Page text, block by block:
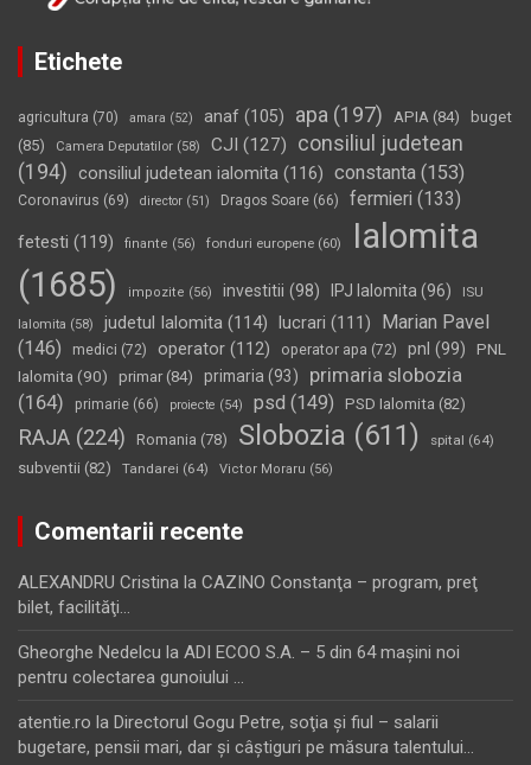
Etichete
agricultura (70) amara (52) anaf (105) apa (197) APIA (84)
buget
(85)
Camera Deputatilor (58) CJI (127)
consiliul judetean
(194) consiliul judetean ialomita (116) constanta (153)
Coronavirus (69) director (51) Dragos Soare (66) fermieri (133)
fetesti (119) finante (56) fonduri europene (60)
Ialomita
(1685)
impozite (56) investitii (98) IPJ Ialomita (96) ISU
Ialomita (58) judetul Ialomita (114) lucrari (111)
Marian Pavel
(146)
medici (72) operator (112) operator apa (72) pnl (99)
PNL
Ialomita (90) primar(84) primaria (93)
primaria slobozia
(164)
primarie (66) proiecte (54) psd (149) PSD Ialomita (82)
RAJA (224) Romania (78) Slobozia (611) spital (64)
subventii (82) Tandarei (64) Victor Moraru (56)
Comentarii recente
ALEXANDRU Cristina la CAZINO Constanţa – program, preţ
bilet, facilităţi…
Gheorghe Nedelcu la ADI ECOO S.A. – 5 din 64 maşini noi
pentru colectarea gunoiului …
atentie.ro la Directorul Gogu Petre, soţia şi fiul – salarii
bugetare, pensii mari, dar şi câştiguri pe măsura talentului…